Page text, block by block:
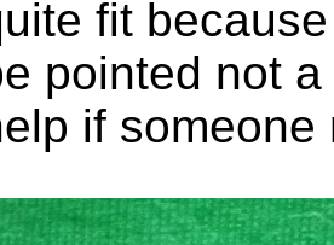
fit
pointed not
if